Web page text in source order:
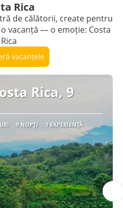
Rica
de călătorii, create pentru
vacanță — o emoție: Costa
Rica
vacanțele
Rica, 9
9 NOPȚI 1 EXPERIENȚĂ